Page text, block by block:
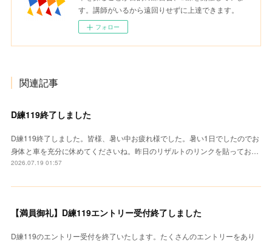
す。講師がいるから遠回りせずに上達できます。
フォロー
関連記事
D練119終了しました
D練119終了しました。皆様、暑い中お疲れ様でした。暑い1日でしたのでお
身体と車を充分に休めてくださいね。昨日のリザルトのリンクを貼ってお…
2026.07.19 01:57
【満員御礼】D練119エントリー受付終了しました
D練119のエントリー受付を終了いたします。たくさんのエントリーをあり